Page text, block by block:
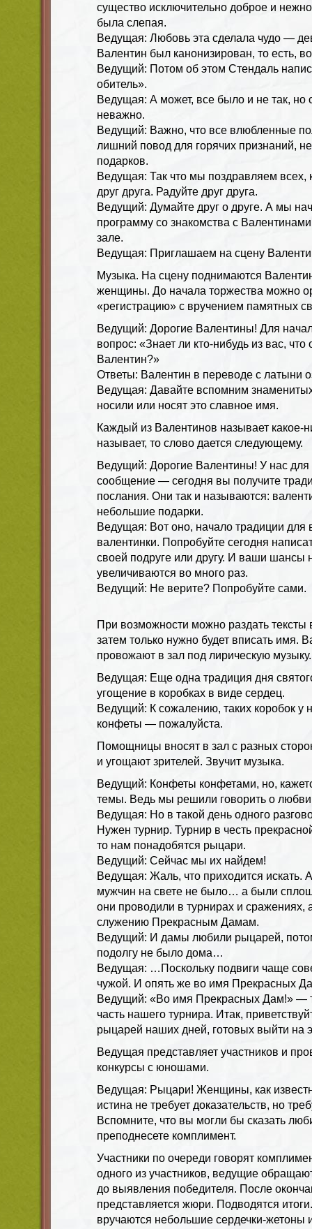
существо исключительно доброе и
была слепая.
Ведущая: Любовь эта сделала чудо —
Валентин был канонизирован, то есть,
Ведущий: Потом об этом Стендаль
обитель».
Ведущая: А может, все было и не так, но
неважно.
Ведущий: Важно, что все влюбленные
лишний повод для горячих признаний,
подарков.
Ведущая: Так что мы поздравляем всех,
друг друга. Радуйте друг друга.
Ведущий: Думайте друг о друге. А мы
программу со знакомства с
зале.
Ведущая: Приглашаем на сцену
Музыка. На сцену поднимаются
женщины. До начала торжества можно
«регистрацию» с вручением памятных
Ведущий: Дорогие Валентины! Для
вопрос: «Знает ли кто-нибудь из вас, что
Валентин?»
Ответы: Валентин в переводе с латыни
Ведущая: Давайте вспомним
носили или носят это славное имя.
Каждый из Валентинов называет какое-
называет, то слово дается следующему.
Ведущий: Дорогие Валентины! У нас для
сообщение — сегодня вы получите
послания. Они так и называются:
небольшие подарки.
Ведущая: Вот оно, начало традиции
валентинки. Попробуйте сегодня
своей подруге или другу. И ваши шансы
увеличиваются во много раз.
Ведущий: Не верите? Попробуйте сами.
При возможности можно раздать тексты
затем только нужно будет вписать имя.
провожают в зал под лирическую музыку.
Ведущая: Еще одна традиция дня
угощение в коробках в виде сердец.
Ведущий: К сожалению, таких коробок у
конфеты — пожалуйста.
Помощницы вносят в зал с разных
и угощают зрителей. Звучит музыка.
Ведущий: Конфеты конфетами, но,
темы. Ведь мы решили говорить о
Ведущая: Но в такой день одного
Нужен турнир. Турнир в честь
то нам понадобятся рыцари.
Ведущий: Сейчас мы их найдем!
Ведущая: Жаль, что приходится искать.
мужчин на свете не было… а были
они проводили в турнирах и сражениях,
служению Прекрасным Дамам.
Ведущий: И дамы любили рыцарей,
подолгу не было дома…
Ведущая: …Поскольку подвиги чаще
чужой. И опять же во имя Прекрасных
Ведущий: «Во имя Прекрасных Дам!» —
часть нашего турнира. Итак,
рыцарей наших дней, готовых выйти на
Ведущая представляет участников и
конкурсы с юношами.
Ведущая: Рыцари! Женщины, как
истина не требует доказательств, но
Вспомните, что вы могли бы сказать
преподнесете комплимент.
Участники по очереди говорят
одного из участников, ведущие
до выявления победителя. После
представляется жюри. Подводятся
вручаются небольшие сердечки-жетоны